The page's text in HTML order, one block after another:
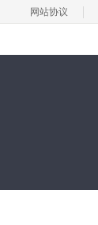
网站协议